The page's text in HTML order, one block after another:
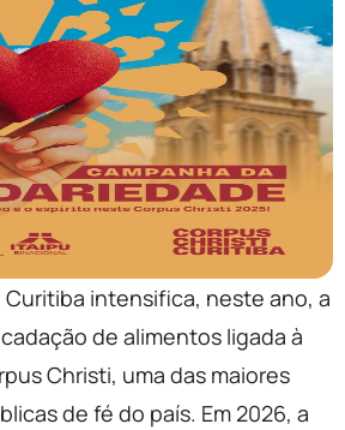
intensifica, neste ano, a
de alimentos ligada à
Christi, uma das maiores
de fé do país. Em 2026, a